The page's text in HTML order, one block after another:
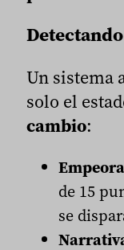
Un sistema
solo el
cambio:
de 15
se